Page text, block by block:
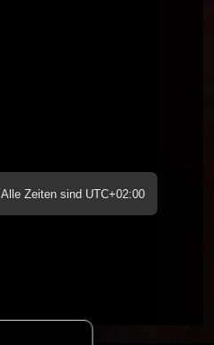
Alle Zeiten sind UTC+02:00